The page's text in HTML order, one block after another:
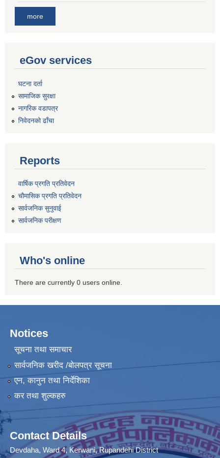
more
eGov services
घटना दर्ता
सामाजिक सुरक्षा
नागरिक वडापत्र
निवेदनको ढाँचा
Reports
वार्षिक प्रगति प्रतिवेदन
चौमासिक प्रगति प्रतिवेदन
सार्वजनिक सुनुवाई
सार्वजनिक परीक्षण
Who's online
There are currently 0 users online.
Notices
सूचना तथा समाचार
सार्वजनिक खरीद /बोलपत्र सूचना
एन, कानुन तथा निर्देशिका
कर तथा शुल्कहरु
Contact Details
Devdaha, Ward 4, Kerwani, Rupandehi District